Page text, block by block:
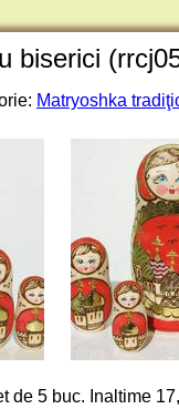
biserici
Matryoshka
de 5 buc. Inaltime